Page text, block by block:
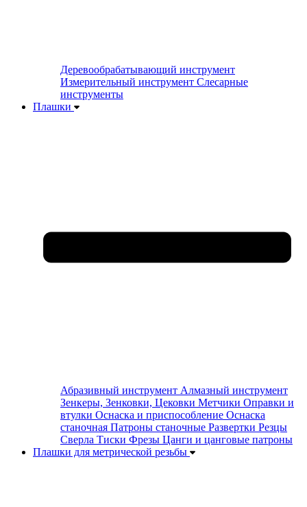
Деревообрабатывающий инструмент
Измерительный инструмент Слесарные
инструменты
Плашки
Абразивный инструмент Алмазный инструмент
Зенкеры, Зенковки, Цековки Метчики Оправки и
втулки Оснаска и приспособление Оснаска
станочная Патроны станочные Развертки Резцы
Сверла Тиски Фрезы Цанги и цанговые патроны
Плашки для метрической резьбы